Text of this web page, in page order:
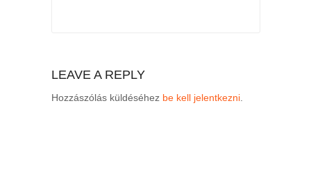
LEAVE A REPLY
Hozzászólás küldéséhez be kell jelentkezni.